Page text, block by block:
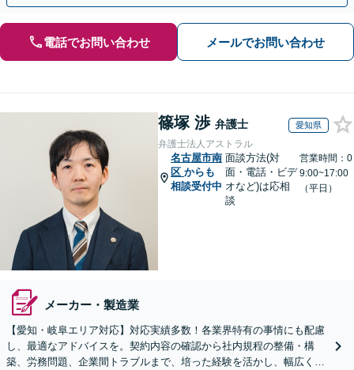
電話でお問い合わせ メールでお問い合わせ
篠塚 渉 弁護士 愛知県
弁護士法人アストラル
名古屋市南
区 からも
相談受付中
面談方法(対
面・電話・ビデ
オなど)は応相
談
営業時間：0
9:00~17:00
（平日）
メーカー・製造業
【愛知・岐阜エリア対応】対応実績多数！各業界特有の事情にも配慮
し、最適なアドバイスを。契約内容の確認から社内規程の整備・構
築、労務問題、企業間トラブルまで、培った経験を活かし、幅広く対